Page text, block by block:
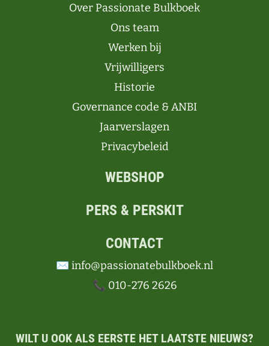
Over Passionate Bulkboek
Ons team
Werken bij
Vrijwilligers
Historie
Governance code & ANBI
Jaarverslagen
Privacybeleid
WEBSHOP
PERS & PERSKIT
CONTACT
✉️ info@passionatebulkboek.nl
📞 010-276 2626
WILT U OOK ALS EERSTE HET LAATSTE NIEUWS?